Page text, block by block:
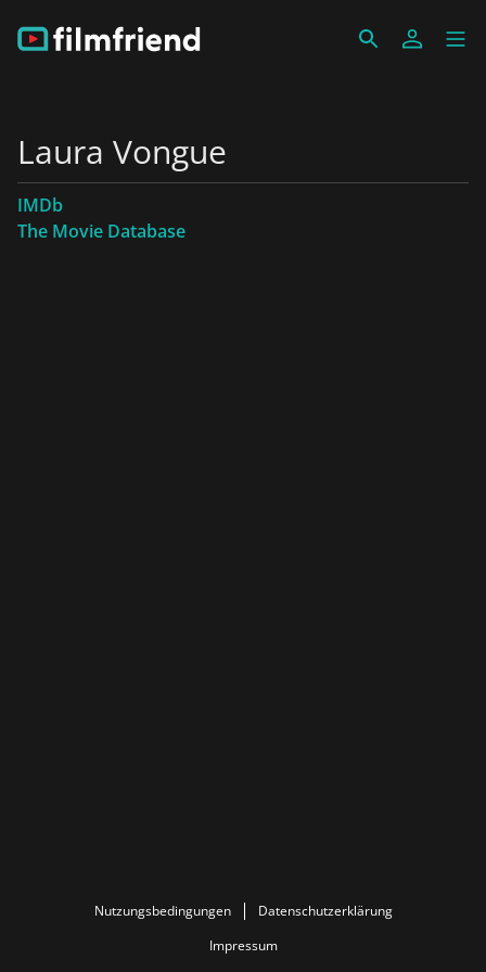
Laura Vongue
IMDb
The Movie Database
Nutzungsbedingungen
Datenschutzerklärung
Impressum